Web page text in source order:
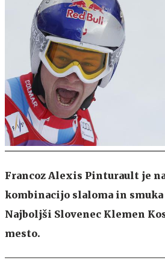
Francoz Alexis Pinturault je
kombinacijo slaloma in
Najboljši Slovenec Klemen
mesto.